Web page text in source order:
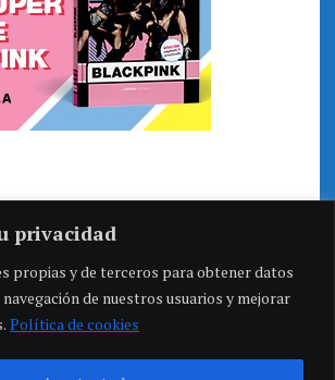
privacidad
propias y de terceros para obtener datos
de nuestros usuarios y mejorar
Política de cookies